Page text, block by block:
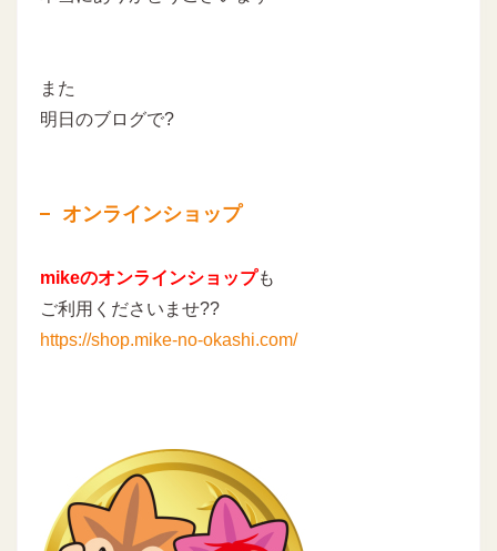
また
明日のブログで?
オンラインショップ
mikeのオンラインショップも
ご利用くださいませ??
https://shop.mike-no-okashi.com/